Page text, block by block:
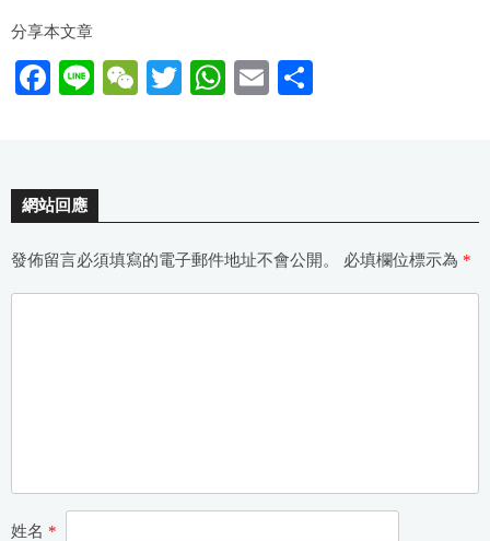
分享本文章
F
e
b
o
o
Li
W
at
T
W
A
p
p
E
網站回應
發佈留言必須填寫的電子郵件地址不會公開。 必填欄位標示為 *
姓名 *